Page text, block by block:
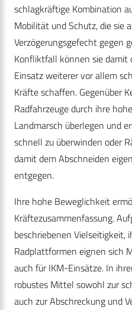
schlagkräftige Kombination
Mobilität und Schutz, die sie
Verzögerungsgefecht gegen
Konfliktfall können sie damit
Einsatz weiterer vor allem
Kräfte schaffen. Gegenüber
Radfahrzeuge durch ihre
Landmarsch überlegen und
schnell zu überwinden oder
damit dem Abschneiden
entgegen.
Ihre hohe Beweglichkeit
Kräftezusammenfassung.
beschriebenen
Radplattformen eignen sich
auch für IKM-Einsätze. In
robustes Mittel sowohl zur
auch zur Abschreckung und